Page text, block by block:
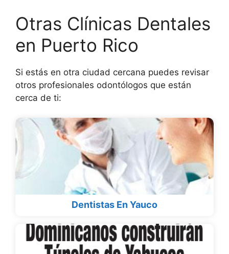
Otras Clínicas Dentales
en Puerto Rico
Si estás en otra ciudad cercana puedes revisar
otros profesionales odontólogos que están
cerca de ti:
Dentistas En Yauco